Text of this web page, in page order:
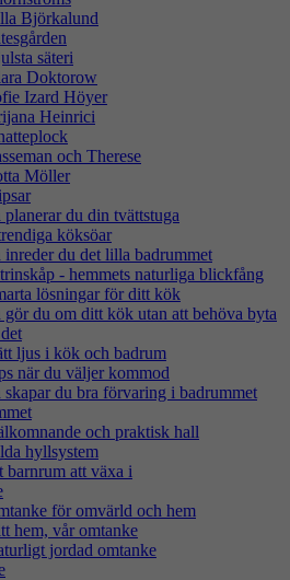
Björkalund
säteri
Doktorow
Izard Höyer
Heinrici
och Therese
Möller
planerar du din tvättstuga
köksöar
inreder du det lilla badrummet
- hemmets naturliga blickfång
lösningar för ditt kök
gör du om ditt kök utan att behöva byta
ljus i kök och badrum
när du väljer kommod
skapar du bra förvaring i badrummet
och praktisk hall
hyllsystem
barnrum att växa i
för omvärld och hem
hem, vår omtanke
jordad omtanke